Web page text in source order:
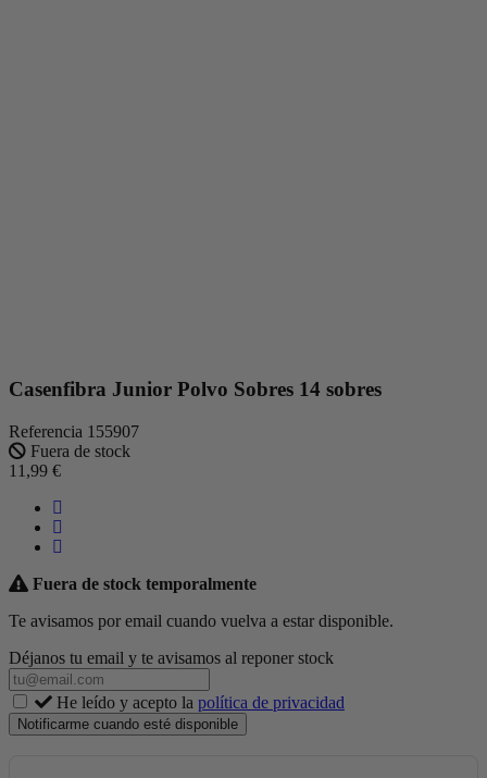
Casenfibra Junior Polvo Sobres 14 sobres
Referencia 155907
Fuera de stock
11,99 €
Fuera de stock temporalmente
Te avisamos por email cuando vuelva a estar disponible.
Déjanos tu email y te avisamos al reponer stock
He leído y acepto la política de privacidad
Notificarme cuando esté disponible